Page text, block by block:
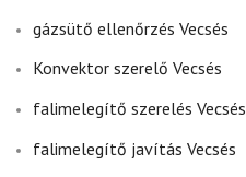
gázsütő ellenőrzés Vecsés
Konvektor szerelő Vecsés
falimelegítő szerelés Vecsés
falimelegítő javítás Vecsés